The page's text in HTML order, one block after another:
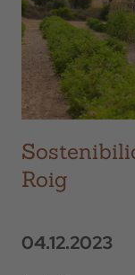
Roig
04.12.2023